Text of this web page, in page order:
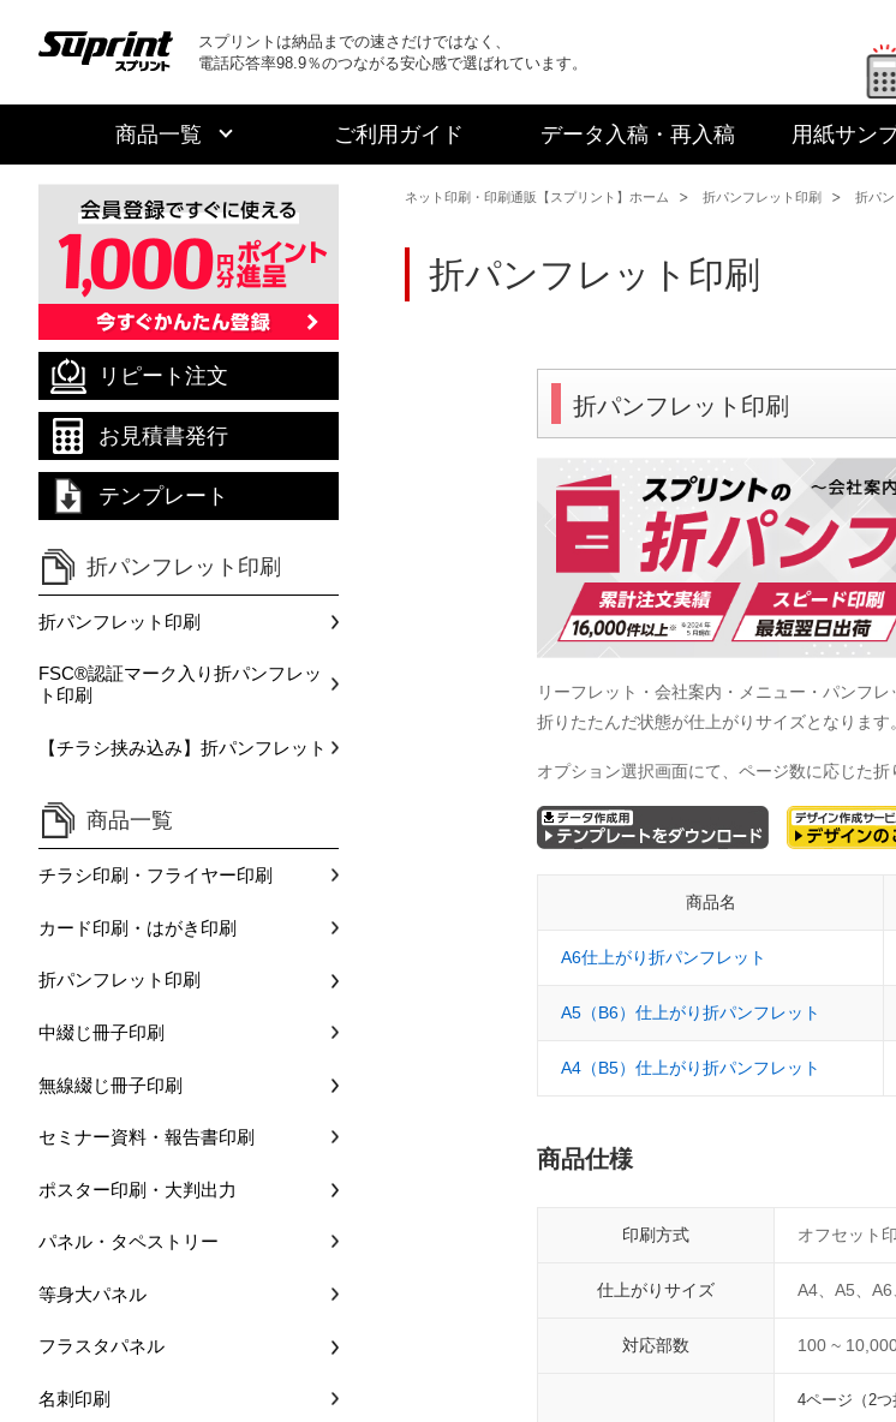
スプリントは納品までの速さだけではなく、
電話応答率98.9％のつながる安心感で選ばれています。
商品一覧 ご利用ガイド データ入稿 ・再入稿 用紙サン
ネット印刷・印刷通販【スプリント】ホーム 折パンフレット印刷 折パ
折パンフレット印刷
折パンフレット印刷
リーフレット・会社案内・メニュー・パンフ
折りたたんだ状態が仕上がりサイズとなります。
オプション選択画面にて、ページ数に応じた折
商品名
A6仕上がり折パンフレット
A5（B6）仕上がり折パンフレット
A4（B5）仕上がり折パンフレット
商品仕様
印刷方式 オフセット
仕上がりサイズ A4、A5、
対応部数 100 ~
4ページ（2つ
リピート注文
お見積書発行
テンプレート
折パンフレット印刷
折パンフレット印刷
FSC®認証マーク入り折パンフレッ
ト印刷
【チラシ挟み込み】折パンフレット
商品一覧
チラシ印刷・フライヤー印刷
カード印刷・はがき印刷
折パンフレット印刷
中綴じ冊子印刷
無線綴じ冊子印刷
セミナー資料・報告書印刷
ポスター印刷・大判出力
パネル・タペストリー
等身大パネル
フラスタパネル
名刺印刷